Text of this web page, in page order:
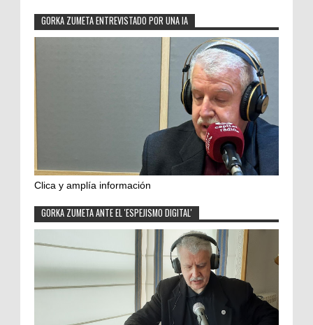
GORKA ZUMETA ENTREVISTADO POR UNA IA
Clica y amplía información
GORKA ZUMETA ANTE EL 'ESPEJISMO DIGITAL'